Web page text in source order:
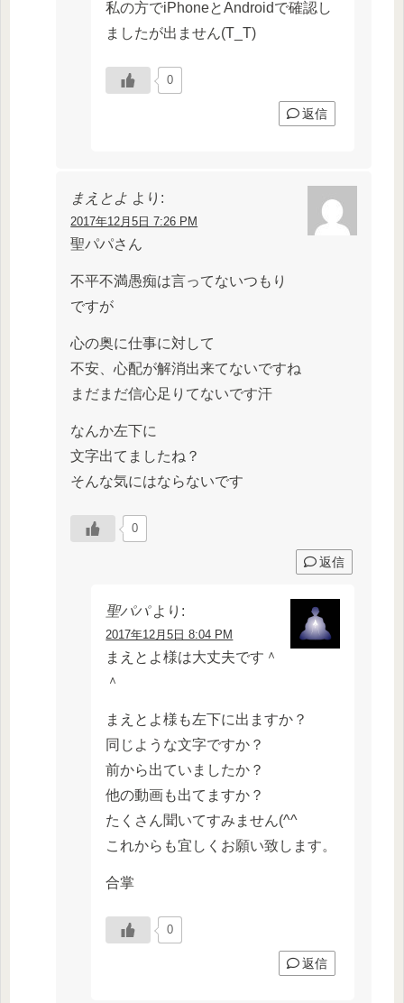
私の方でiPhoneとAndroidで確認し
ましたが出ません(T_T)
0
返信
まえとよ より:
2017年12月5日 7:26 PM
聖パパさん
不平不満愚痴は言ってないつもり
ですが
心の奥に仕事に対して
不安、心配が解消出来てないですね
まだまだ信心足りてないです汗
なんか左下に
文字出てましたね？
そんな気にはならないです
0
返信
聖パパ より:
2017年12月5日 8:04 PM
まえとよ様は大丈夫です＾
＾
まえとよ様も左下に出ますか？
同じような文字ですか？
前から出ていましたか？
他の動画も出てますか？
たくさん聞いてすみません(^^ゞ
これからも宜しくお願い致します。
合掌
0
返信